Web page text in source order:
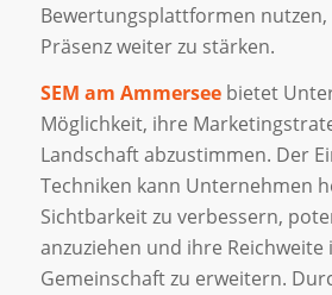
Bewertungsplattformen
Präsenz weiter zu stärken.
SEM am Ammerseebietet
Möglichkeit, ihre
Landschaft abzustimmen. Der
Techniken kann Unternehmen
Sichtbarkeit zu verbessern,
anzuziehen und ihre Reichweite
Gemeinschaft zu erweitern.